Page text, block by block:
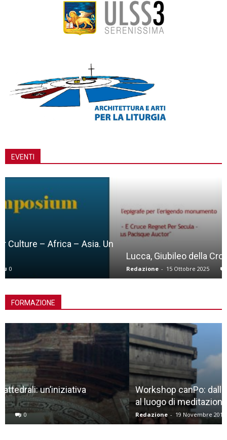
EVENTI
Redazione
FORMAZIONE
Workshop canPo: dalla natura allo spazio liminale,
al luogo di meditazione
Redazione 19 Novembre 2018